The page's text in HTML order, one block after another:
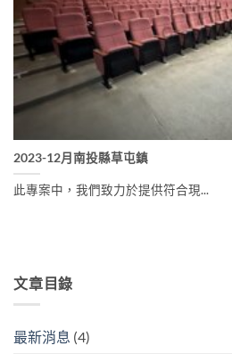
文章目錄
最新消息 (4)
2023-12月南投縣草屯鎮
此專案中，我們致力於提供符合現...